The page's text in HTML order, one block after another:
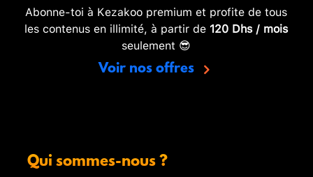
Abonne-toi à Kezakoo premium et profite de tous
les contenus en illimité, à partir de 120 Dhs / mois
seulement 😎
Voir nos offres
Qui sommes-nous ?